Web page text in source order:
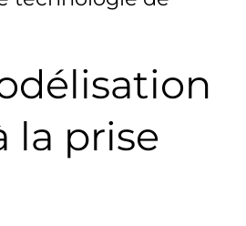
la prise